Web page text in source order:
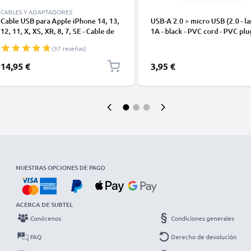
CABLES Y ADAPTADORES
Cable USB para Apple iPhone 14, 13,
12, 11, X, XS, XR, 8, 7, SE - Cable de
1m
(37 reseñas)
14,95 €
USB-A 2.0 > micro USB (2.0 -
1A - black - PVC cord - PVC
3,95 €
NUESTRAS OPCIONES DE PAGO
ACERCA DE SUBTEL
Conócenos
FAQ
Condiciones generales
Derecho de devolución